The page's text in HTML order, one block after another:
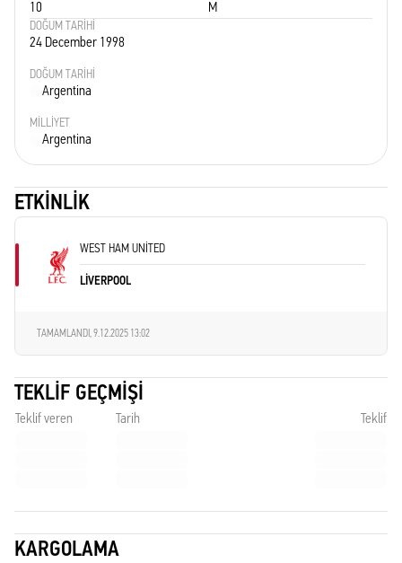
10 M
DOĞUM TARIHI
24 December 1998
DOĞUM TARIHI
Argentina
MILLIYET
Argentina
ETKINLIK
WEST HAM UNITED
LIVERPOOL
TAMAMLANDI,9.12.2025 13:02
TEKLIF GEÇMIŞI
Teklif veren Tarih Teklif
KARGOLAMA